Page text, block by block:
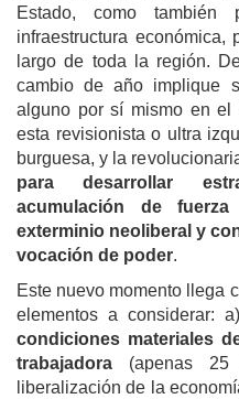
Estado, como
infraestructura
largo de toda la región.
cambio de año implique
alguno por sí mismo en el
esta revisionista o ultra
burguesa, y la
para desarrollar
acumulación de
exterminio neoliberal y
vocación de poder.
Este nuevo momento llega
elementos a considerar:
condiciones materiales
trabajadora (apenas
liberalización de la